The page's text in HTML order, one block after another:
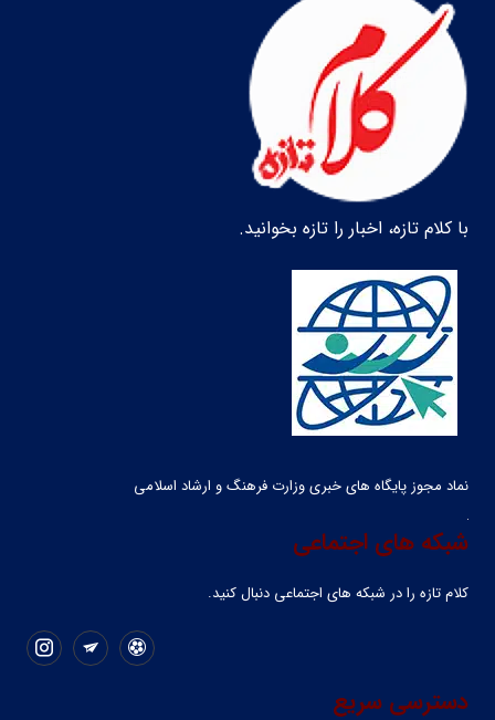
با کلام تازه، اخبار را تازه بخوانید.
نماد مجوز پایگاه های خبری وزارت فرهنگ و ارشاد اسلامی
شبکه های اجتماعی
کلام تازه را در شبکه ‌های اجتماعی دنبال کنید.
دسترسی سریع